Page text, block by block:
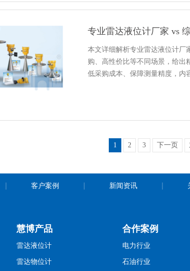
专业雷达液位计厂家 vs
本文详细解析专业雷达液位计厂
购、高性价比等不同场景，给出
低采购成本、保障测量精度，
1 2 3 下一页
客户案例 新闻资讯
慧博产品
雷达液位计
雷达物位计
合作案例
电力行业
石油行业